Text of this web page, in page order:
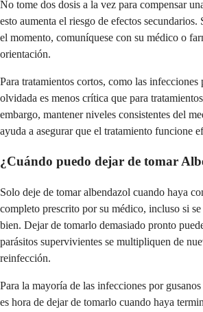
No tome dos dosis a la vez para compensar
esto aumenta el riesgo de efectos secundarios.
el momento, comuníquese con su médico o
orientación.
Para tratamientos cortos, como las
olvidada es menos crítica que para
embargo, mantener niveles consistentes del
ayuda a asegurar que el tratamiento funcione
¿Cuándo puedo dejar de tomar
Solo deje de tomar albendazol cuando haya
completo prescrito por su médico, incluso si
bien. Dejar de tomarlo demasiado pronto
parásitos supervivientes se multipliquen de
reinfección.
Para la mayoría de las infecciones por
es hora de dejar de tomarlo cuando haya